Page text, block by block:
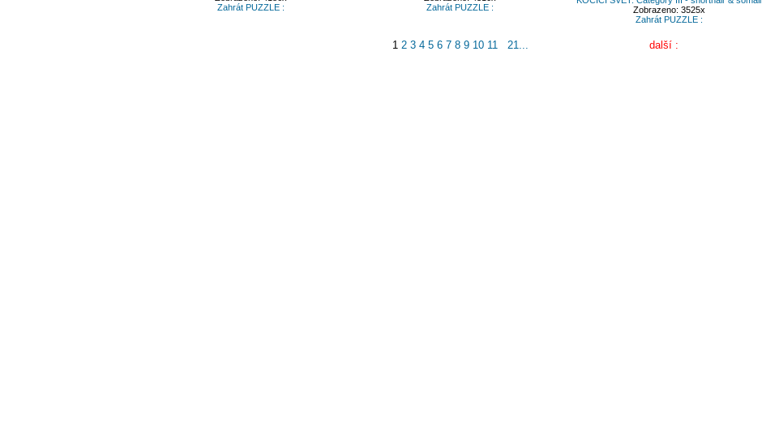
Zahrát PUZZLE :
Zahrát PUZZLE :
Zobrazeno: 3525x
Zahrát PUZZLE :
1 2 3 4 5 6 7 8 9 10 11 21... další :